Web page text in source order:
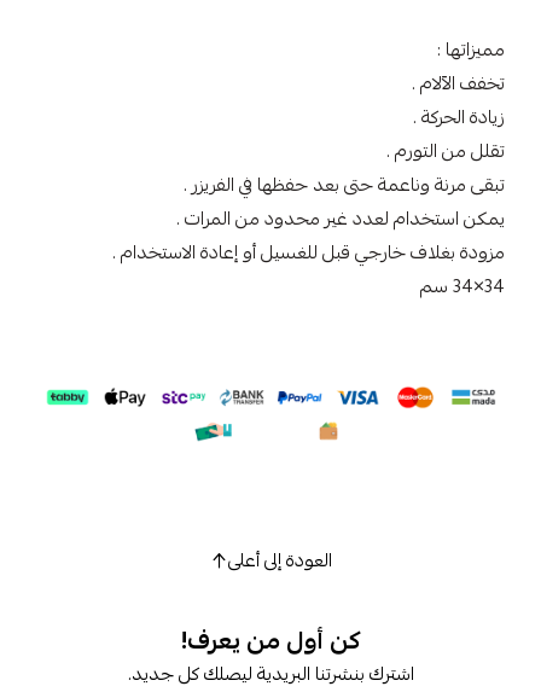
مميزاتها :
تخفف الآلام .
زيادة الحركة .
تقلل من التورم .
تبقى مرنة وناعمة حتى بعد حفظها في الفريزر .
يمكن استخدام لعدد غير محدود من المرات .
مزودة بغلاف خارجي قبل للغسيل أو إعادة الاستخدام .
34×34 سم
العودة إلى أعلى
كن أول من يعرف!
اشترك بنشرتنا البريدية ليصلك كل جديد.